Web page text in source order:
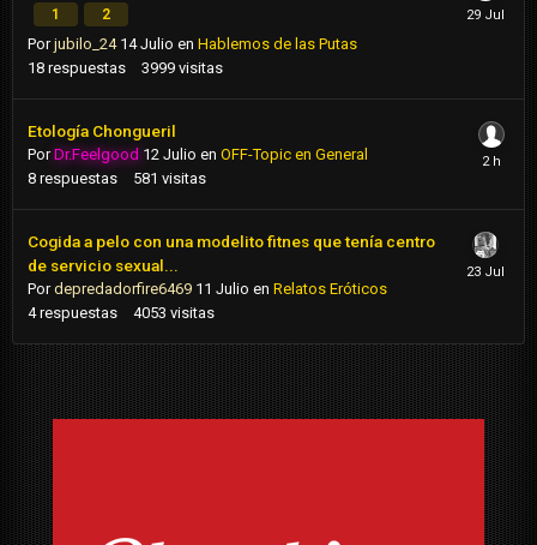
1 2
Porjubilo_24 14 Julio en Hablemos de las Putas
18 respuestas 3999 visitas
Etología Chongueril
PorDr.Feelgood 12 Julio en OFF-Topic en General
8 respuestas 581 visitas
Cogida a pelo con una modelito fitnes que tenía centro
de servicio sexual...
Pordepredadorfire6469 11 Julio en Relatos Eróticos
4 respuestas 4053 visitas